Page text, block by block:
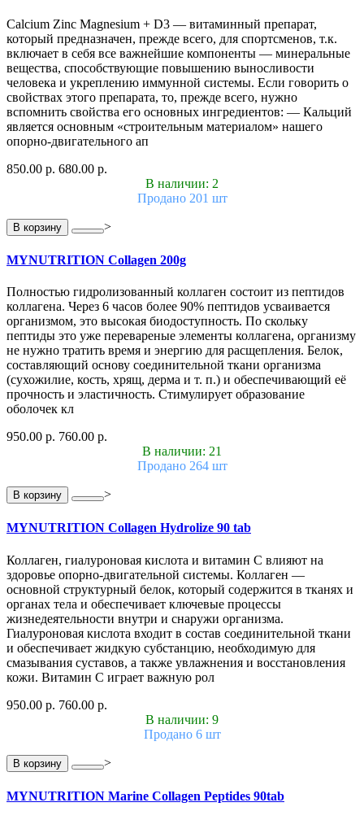
Calcium Zinc Magnesium + D3 — витаминный препарат,
который предназначен, прежде всего, для спортсменов, т.к.
включает в себя все важнейшие компоненты — минеральные
вещества, способствующие повышению выносливости
человека и укреплению иммунной системы. Если говорить о
свойствах этого препарата, то, прежде всего, нужно
вспомнить свойства его основных ингредиентов: — Кальций
является основным «строительным материалом» нашего
опорно-двигательного ап
850.00 р. 680.00 р.
В наличии: 2
Продано 201 шт
В корзину >
MYNUTRITION Collagen 200g
Полностью гидролизованный коллаген состоит из пептидов
коллагена. Через 6 часов более 90% пептидов усваивается
организмом, это высокая биодоступность. По скольку
пептиды это уже перевареные элементы коллагена, организму
не нужно тратить время и энергию для расщепления. Белок,
составляющий основу соединительной ткани организма
(сухожилие, кость, хрящ, дерма и т. п.) и обеспечивающий её
прочность и эластичность. Стимулирует образование
оболочек кл
950.00 р. 760.00 р.
В наличии: 21
Продано 264 шт
В корзину >
MYNUTRITION Collagen Hydrolize 90 tab
Коллаген, гиалуроновая кислота и витамин C влияют на
здоровье опорно-двигательной системы. Коллаген —
основной структурный белок, который содержится в тканях и
органах тела и обеспечивает ключевые процессы
жизнедеятельности внутри и снаружи организма.
Гиалуроновая кислота входит в состав соединительной ткани
и обеспечивает жидкую субстанцию, необходимую для
смазывания суставов, а также увлажнения и восстановления
кожи. Витамин C играет важную рол
950.00 р. 760.00 р.
В наличии: 9
Продано 6 шт
В корзину >
MYNUTRITION Marine Collagen Peptides 90tab